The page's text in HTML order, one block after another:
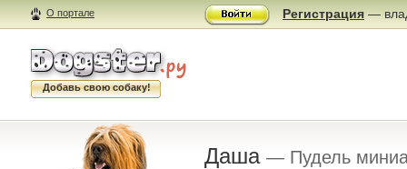
О портале Регистрация —
Добавь свою собаку!
Даша — Пудель